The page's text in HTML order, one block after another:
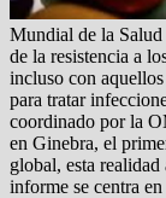
Mundial de la
de la resistencia a
incluso con
para tratar
coordinado por la
en Ginebra, el
global, esta
informe se centra